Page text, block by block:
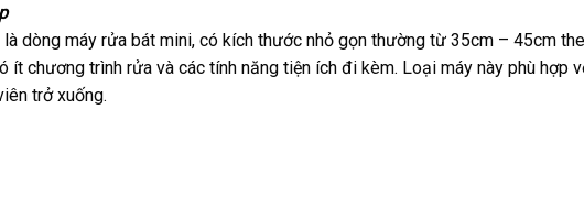
dòng máy rửa bát mini, có kích thước nhỏ gọn thường từ 35cm – 45cm
ít chương trình rửa và các tính năng tiện ích đi kèm. Loại máy này phù hợp
trở xuống.